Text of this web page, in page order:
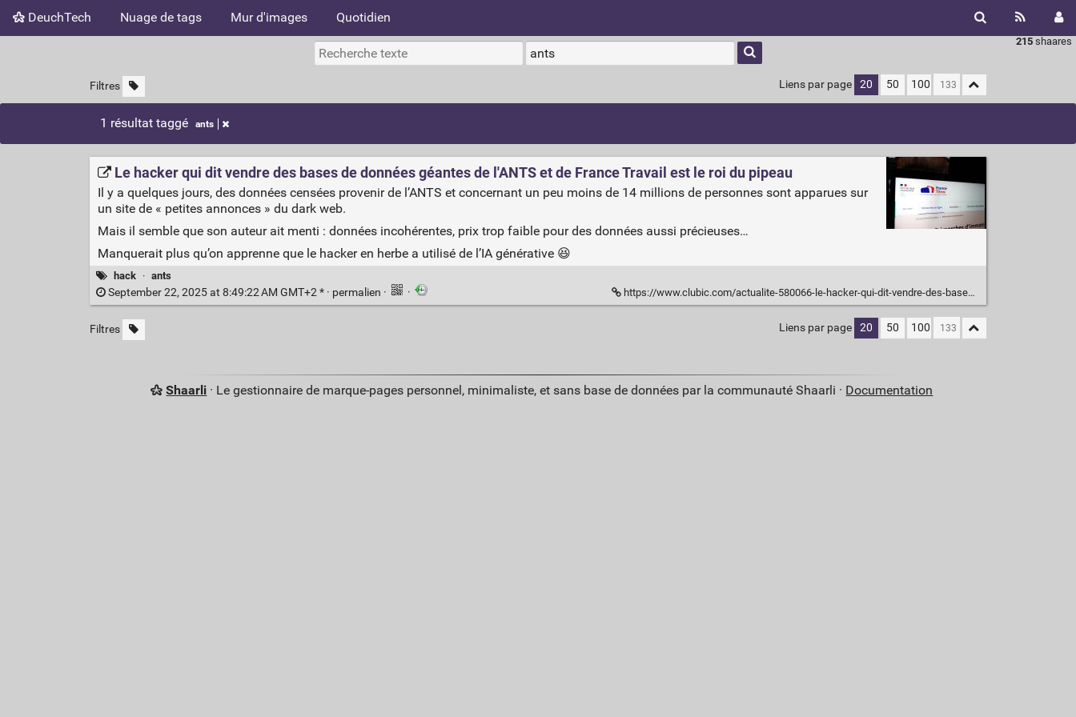
DeuchTech Nuage de tags Mur d'images Quotidien
215 shaares
Filtres Liens par page 20 50 100
1 résultat taggé ants
Le hacker qui dit vendre des bases de données géantes de l'ANTS et de France Travail est le roi du pipeau
Il y a quelques jours, des données censées provenir de l’ANTS et concernant un peu moins de 14 millions de personnes sont apparues sur
un site de « petites annonces » du dark web.
Mais il semble que son auteur ait menti : données incohérentes, prix trop faible pour des données aussi précieuses…
Manquerait plus qu’on apprenne que le hacker en herbe a utilisé de l’IA générative 😆
hack · ants
September 22, 2025 at 8:49:22 AM GMT+2 * · permalien · · https://www.clubic.com/actualite-580066-le-hacker-qui-dit-vendre-des-bases-de-donnees-geantes-de-l-ants-et-de-france-travail-est-le-roi-du-pipeau.html
Filtres Liens par page 20 50 100
Shaarli · Le gestionnaire de marque-pages personnel, minimaliste, et sans base de données par la communauté Shaarli · Documentation